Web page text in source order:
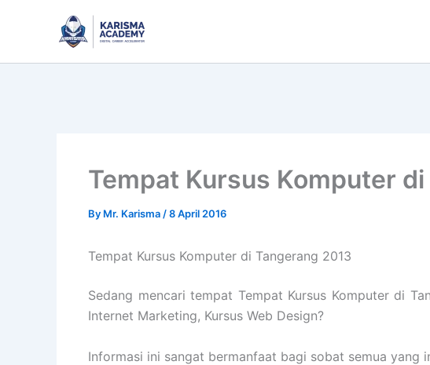
Tempat Kursus Komputer
By Mr. Karisma /8 April 2016
Tempat Kursus Komputer di Tangerang 2013
Sedang mencari tempat Tempat Kursus Komputer di
Internet Marketing, Kursus Web Design?
Informasi ini sangat bermanfaat bagi sobat semua yang